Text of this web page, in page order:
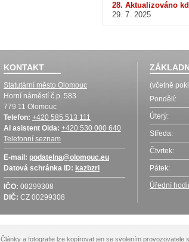
28. Aktualizováno
29. 7. 2025
KONTAKT
Statutární město Olomouc
Horní náměstí č.p. 583
779 11 Olomouc
Telefon: +420 585 513 111
AI asistent Olda: +420 530 000 640
Telefonní seznam
E-mail: podatelna@olomouc.eu
Datová schránka ID: kazbzri
IČO: 00299308
DIČ: CZ 00299308
(včetně
Pondělí:
Úterý:
Středa:
Čtvrtek:
Pátek:
Úřední
Články a fotografie lze kopírovat jen se svolením provozovatele